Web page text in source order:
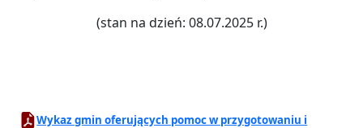
(stan na dzień: 08.07.2025 r.)
Wykaz gmin oferujących pomoc w przygotowaniu i